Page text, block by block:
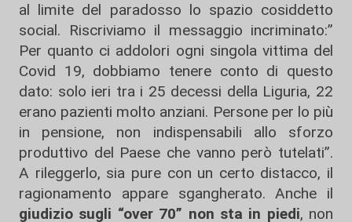
al limite del paradosso lo spazio cosiddetto
social. Riscriviamo il messaggio incriminato:”
Per quanto ci addolori ogni singola vittima del
Covid 19, dobbiamo tenere conto di questo
dato: solo ieri tra i 25 decessi della Liguria, 22
erano pazienti molto anziani. Persone per lo più
in pensione, non indispensabili allo sforzo
produttivo del Paese che vanno però tutelati”.
A rileggerlo, sia pure con un certo distacco, il
ragionamento appare sgangherato. Anche il
giudizio sugli “over 70” non sta in piedi, non